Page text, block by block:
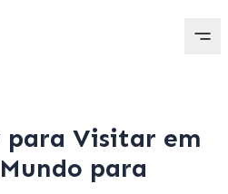
para Visitar em
para